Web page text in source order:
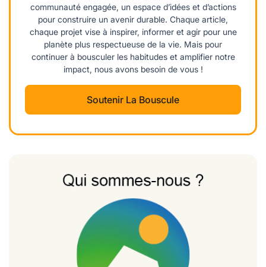
communauté engagée, un espace d’idées et d’actions
pour construire un avenir durable. Chaque article,
chaque projet vise à inspirer, informer et agir pour une
planète plus respectueuse de la vie. Mais pour
continuer à bousculer les habitudes et amplifier notre
impact, nous avons besoin de vous !
Soutenir La Bouscule